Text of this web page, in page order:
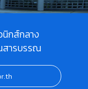
กส์กลาง
ารบรรณ